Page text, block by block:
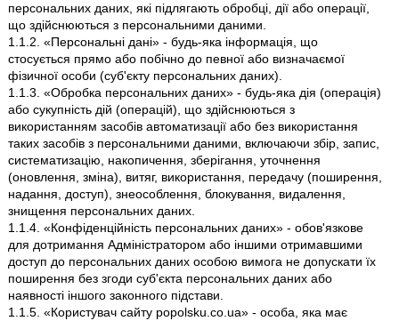
персональних даних, які підлягають обробці, дії або операції,
що здійснюються з персональними даними.
1.1.2. «Персональні дані» - будь-яка інформація, що
стосується прямо або побічно до певної або визначаємої
фізичної особи (суб'єкту персональних даних).
1.1.3. «Обробка персональних даних» - будь-яка дія (операція)
або сукупність дій (операцій), що здійснюються з
використанням засобів автоматизації або без використання
таких засобів з персональними даними, включаючи збір, запис,
систематизацію, накопичення, зберігання, уточнення
(оновлення, зміна), витяг, використання, передачу (поширення,
надання, доступ), знеособлення, блокування, видалення,
знищення персональних даних.
1.1.4. «Конфіденційність персональних даних» - обов'язкове
для дотримання Адміністратором або іншими отримавшими
доступ до персональних даних особою вимога не допускати їх
поширення без згоди суб'єкта персональних даних або
наявності іншого законного підстави.
1.1.5. «Користувач сайту popolsku.co.ua» - особа, яка має